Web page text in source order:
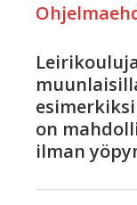
on
ilman